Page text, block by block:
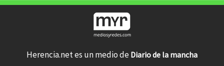
Herencia.net es un medio de Diario de la mancha